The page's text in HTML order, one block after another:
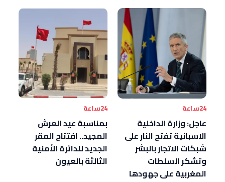
24ساعة
عاجل: وزارة الداخلية
الاسبانية تفتح النار على
شبكات الاتجار بالبشر
وتشكر السلطات
المغربية على جهودها
24ساعة
بمناسبة عيد العرش
المجيد.. افتتاح المقر
الجديد للدائرة الأمنية
الثالثة بالعيون